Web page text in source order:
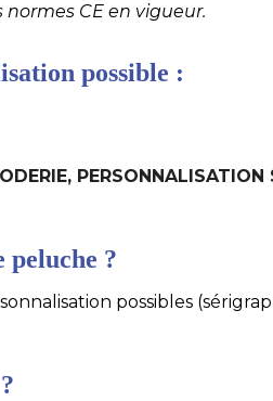
CE en vigueur.
possible :
PERSONNALISATION
peluche ?
possibles